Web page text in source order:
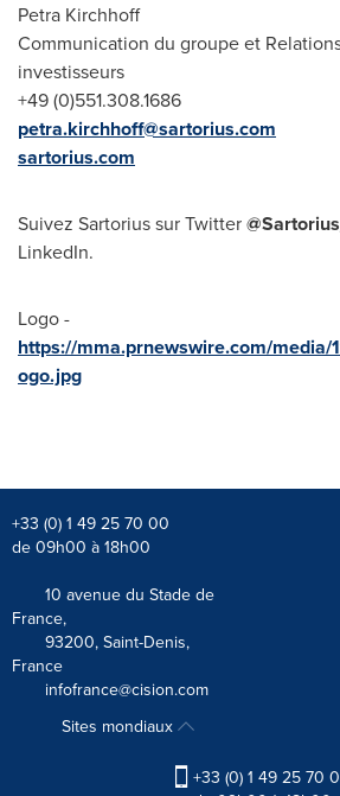
Petra Kirchhoff
Communication du groupe et
investisseurs
+49 (0)551.308.1686
petra.kirchhoff@sartorius.com
sartorius.com
Suivez Sartorius sur Twitter
LinkedIn.
Logo -
https://mma.prnewswire.com/media/
ogo.jpg
+33 (0) 1 49 25 70 00
de 09h00 à 18h00
10 avenue du Stade de
France,
93200, Saint-Denis,
France
infofrance@cision.com
Sites mondiaux
+33 (0) 1 49 25 70